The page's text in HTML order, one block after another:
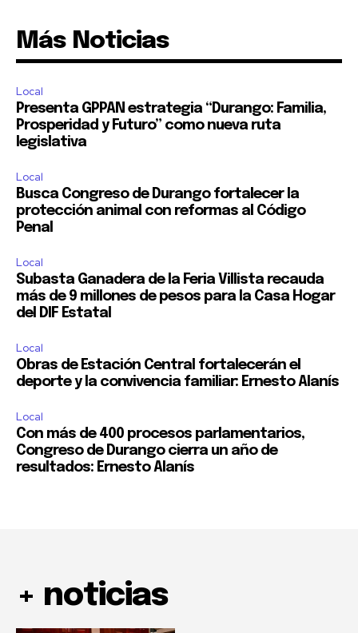
Más Noticias
Local
Presenta GPPAN estrategia “Durango: Familia,
Prosperidad y Futuro” como nueva ruta
legislativa
Local
Busca Congreso de Durango fortalecer la
protección animal con reformas al Código
Penal
Local
Subasta Ganadera de la Feria Villista recauda
más de 9 millones de pesos para la Casa Hogar
del DIF Estatal
Local
Obras de Estación Central fortalecerán el
deporte y la convivencia familiar: Ernesto Alanís
Local
Con más de 400 procesos parlamentarios,
Congreso de Durango cierra un año de
resultados: Ernesto Alanís
+ noticias